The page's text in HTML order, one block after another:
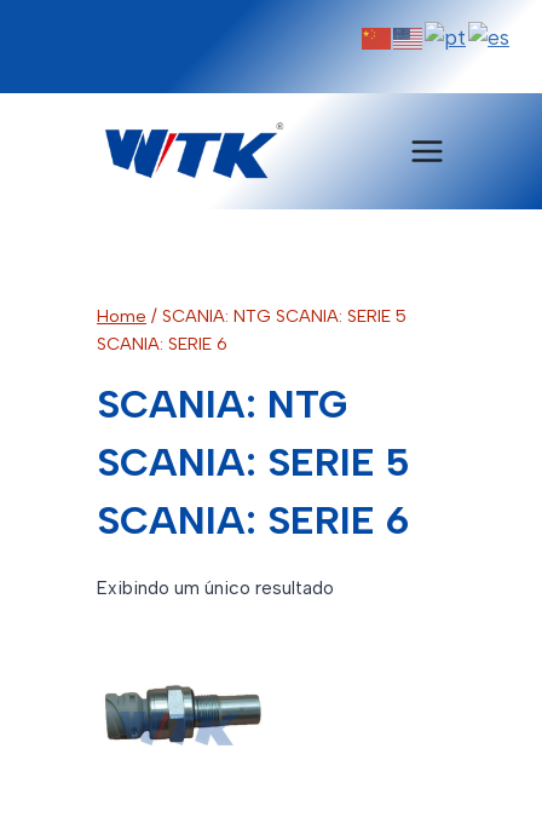
Home / SCANIA: NTG SCANIA: SERIE 5
SCANIA: SERIE 6
SCANIA: NTG
SCANIA: SERIE 5
SCANIA: SERIE 6
Exibindo um único resultado